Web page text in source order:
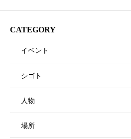
CATEGORY
イベント
シゴト
人物
場所